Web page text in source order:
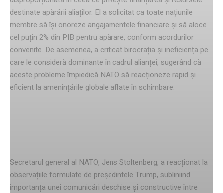
destinate apărării aliaților. El a solicitat ca toate națiunile
membre să își onoreze angajamentele financiare și să aloce
cel puțin 2% din PIB pentru apărare, conform acordurilor
convenite. De asemenea, a criticat birocrația și ineficiența pe
care le consideră dominante în cadrul alianței, sugerând că
aceste probleme împiedică NATO să reacționeze rapid și
eficient la amenințările globale aflate în schimbare.
Secretarul general al NATO, Jens Stoltenberg, a reacționat la
observațiile formulate de președintele Trump, subliniind
importanța unei comunicări deschise și constructive între